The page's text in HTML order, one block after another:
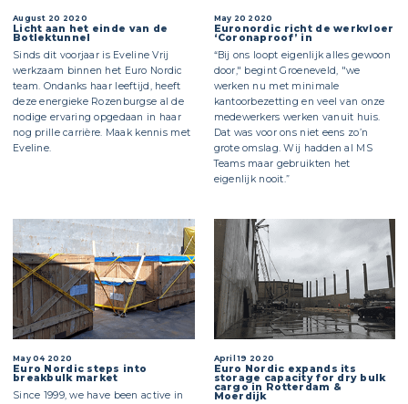
August 20 2020
Licht aan het einde van de
Botlektunnel
Sinds dit voorjaar is Eveline Vrij
werkzaam binnen het Euro Nordic
team. Ondanks haar leeftijd, heeft
deze energieke Rozenburgse al de
nodige ervaring opgedaan in haar
nog prille carrière. Maak kennis met
Eveline.
May 20 2020
Euronordic richt de werkvloer
‘Coronaproof’ in
“Bij ons loopt eigenlijk alles gewoon
door," begint Groeneveld, "we
werken nu met minimale
kantoorbezetting en veel van onze
medewerkers werken vanuit huis.
Dat was voor ons niet eens zo’n
grote omslag. Wij hadden al MS
Teams maar gebruikten het
eigenlijk nooit.”
May 04 2020
Euro Nordic steps into
breakbulk market
Since 1999, we have been active in
April 19 2020
Euro Nordic expands its
storage capacity for dry bulk
cargo in Rotterdam &
Moerdijk